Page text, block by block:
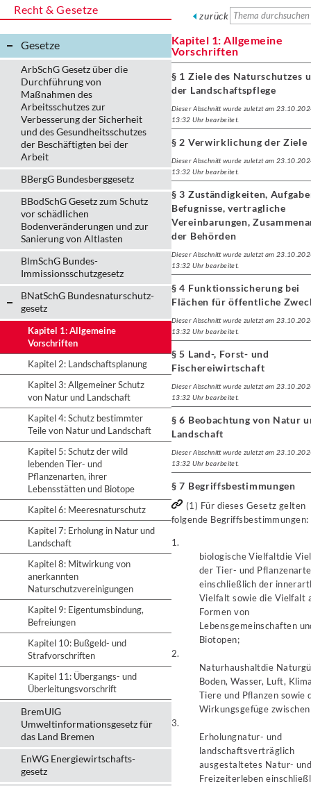
Recht & Gesetze
Gesetze
ArbSchG Gesetz über die
Durchführung von
Maßnahmen des
Arbeitsschutzes zur
Verbesserung der Sicherheit
und des Gesundheitsschutzes
der Beschäftigten bei der
Arbeit
BBergG Bundesberggesetz
BBodSchG Gesetz zum Schutz
vor schädlichen
Bodenveränderungen und zur
Sanierung von Altlasten
BlmSchG Bundes-
Immissionsschutz­gesetz
BNatSchG Bundesnaturschutz-
gesetz
Kapitel 1: Allgemeine
Vorschriften
Kapitel 2: Landschaftsplanung
Kapitel 3: Allgemeiner Schutz
von Natur und Landschaft
Kapitel 4: Schutz bestimmter
Teile von Natur und Landschaft
Kapitel 5: Schutz der wild
lebenden Tier- und
Pflanzenarten, ihrer
Lebensstätten und Biotope
Kapitel 6: Meeresnaturschutz
Kapitel 7: Erholung in Natur und
Landschaft
Kapitel 8: Mitwirkung von
anerkannten
Naturschutzvereinigungen
Kapitel 9: Eigentumsbindung,
Befreiungen
Kapitel 10: Bußgeld- und
Strafvorschriften
Kapitel 11: Übergangs- und
Überleitungsvorschrift
BremUIG
Umweltinformationsgesetz für
das Land Bremen
EnWG Energiewirtschafts-
gesetz
zurück
Kapitel 1: Allgemeine
Vorschriften
§ 1 Ziele des Naturschutzes
der Landschaftspflege
Dieser Abschnitt wurde zuletzt am
13:32 Uhr bearbeitet.
§ 2 Verwirklichung der Ziele
Dieser Abschnitt wurde zuletzt am
13:32 Uhr bearbeitet.
§ 3 Zuständigkeiten,
Befugnisse, vertragliche
Vereinbarungen,
der Behörden
Dieser Abschnitt wurde zuletzt am
13:32 Uhr bearbeitet.
§ 4 Funktionssicherung bei
Flächen für öffentliche
Dieser Abschnitt wurde zuletzt am
13:32 Uhr bearbeitet.
§ 5 Land-, Forst- und
Fischereiwirtschaft
Dieser Abschnitt wurde zuletzt am
13:32 Uhr bearbeitet.
§ 6 Beobachtung von Natur
Landschaft
Dieser Abschnitt wurde zuletzt am
13:32 Uhr bearbeitet.
§ 7 Begriffsbestimmungen
(1) Für dieses Gesetz gelten
folgende Begriffsbestimmungen:
1.
biologische Vielfaltdie
der Tier- und
einschließlich der
Vielfalt sowie die Vielfalt
Formen von
Lebensgemeinschaften
Biotopen;
2.
Naturhaushaltdie
Boden, Wasser, Luft,
Tiere und Pflanzen sowie
Wirkungsgefüge
3.
Erholungnatur- und
landschaftsverträglich
ausgestaltetes Natur-
Freizeiterleben